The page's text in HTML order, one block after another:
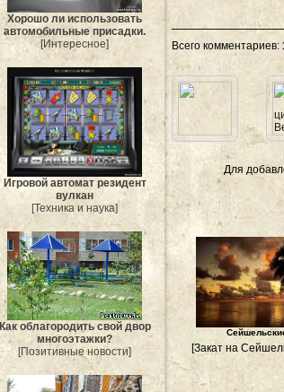
Хорошо ли использовать
автомобильные присадки.
[Интересное]
Игровой автомат резидент
вулкан
[Техника и наука]
Как облагородить свой двор
многоэтажки?
[Позитивные новости]
Всего комментариев:
Для
[Закат на